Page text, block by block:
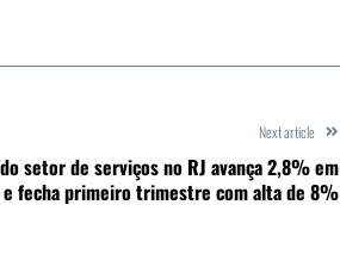
Next article
setor de serviços no RJ avança 2,8% em
e fecha primeiro trimestre com alta de 8%